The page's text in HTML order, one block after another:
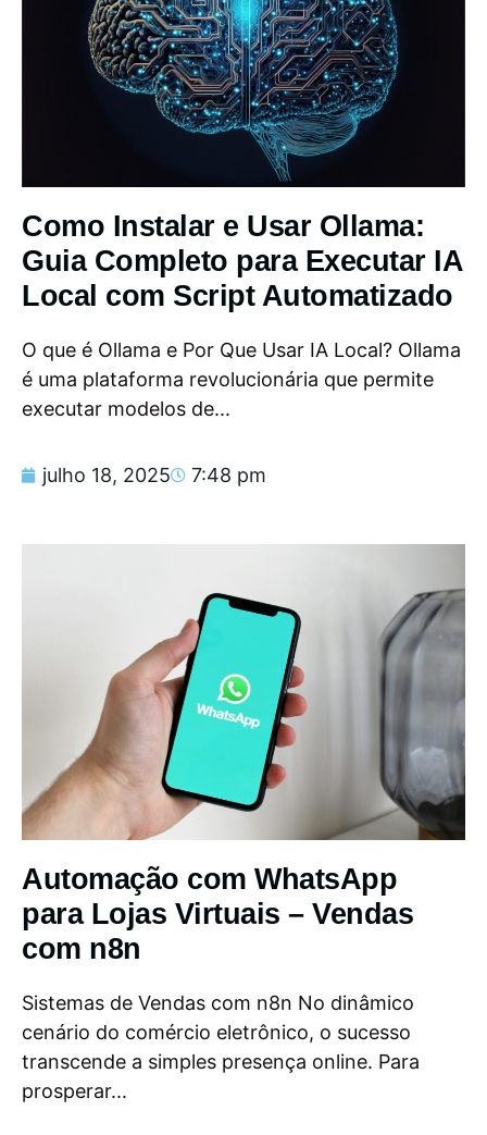
Como Instalar e Usar Ollama:
Guia Completo para Executar IA
Local com Script Automatizado
O que é Ollama e Por Que Usar IA Local? Ollama
é uma plataforma revolucionária que permite
executar modelos de...
julho 18, 2025 7:48 pm
Automação com WhatsApp
para Lojas Virtuais – Vendas
com n8n
Sistemas de Vendas com n8n No dinâmico
cenário do comércio eletrônico, o sucesso
transcende a simples presença online. Para
prosperar...